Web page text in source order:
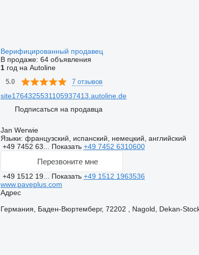
Верифицированный продавец
В продаже: 64 объявления
1год на Autoline
5.0 7 отзывов
site1764325531105937413.autoline.de
Подписаться на продавца
Jan Werwie
Языки: французский, испанский, немецкий, английский
+49 7452 63... Показать +49 7452 6310600
Перезвоните мне
+49 1512 19... Показать +49 1512 1963536
www.paveplus.com
Адрес
Германия, Баден-Вюртемберг, 72202 , Nagold, Dekan-